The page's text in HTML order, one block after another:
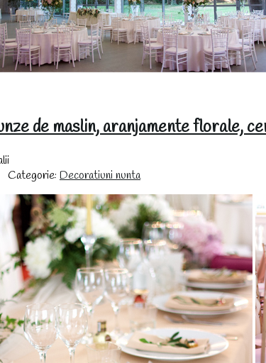
de maslin, aranjamente florale,
Categorie: Decoratiuni nunta